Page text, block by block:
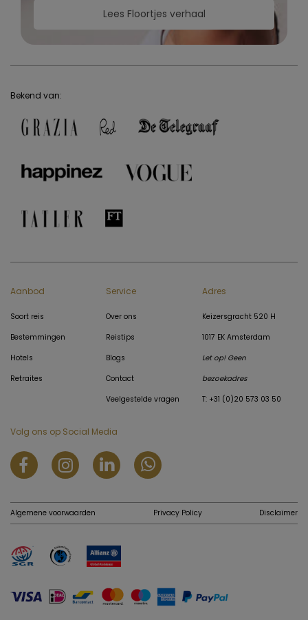
Lees Floortjes verhaal
Bekend van:
Aanbod
Soort reis
Bestemmingen
Hotels
Retraites
Service
Over ons
Reistips
Blogs
Contact
Veelgestelde vragen
Adres
Keizersgracht 520 H
1017 EK Amsterdam
Let op! Geen
bezoekadres
T: +31 (0)20 573 03 50
Volg ons op Social Media
Algemene voorwaarden Privacy Policy Disclaimer